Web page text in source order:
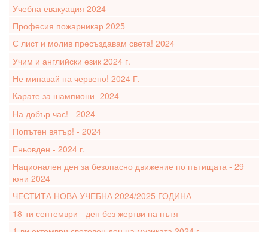
Учебна евакуация 2024
Професия пожарникар 2025
С лист и молив пресъздавам света! 2024
Учим и английски език 2024 г.
Не минавай на червено! 2024 Г.
Карате за шампиони -2024
На добър час! - 2024
Попътен вятър! - 2024
Еньовден - 2024 г.
Национален ден за безопасно движение по пътищата - 29
юни 2024
ЧЕСТИТА НОВА УЧЕБНА 2024/2025 ГОДИНА
18-ти септември - ден без жертви на пътя